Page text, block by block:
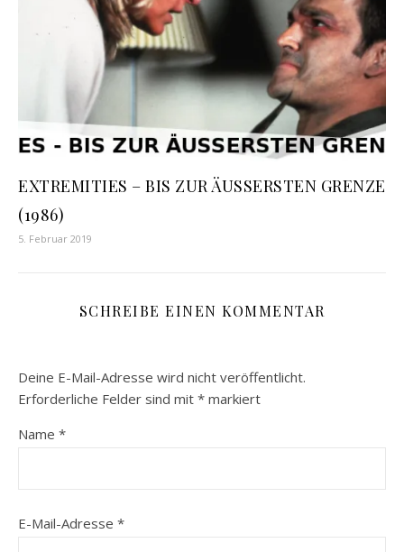
EXTREMITIES – BIS ZUR ÄUSSERSTEN GRENZE
(1986)
5. Februar 2019
SCHREIBE EINEN KOMMENTAR
Deine E-Mail-Adresse wird nicht veröffentlicht.
Erforderliche Felder sind mit * markiert
Name *
E-Mail-Adresse *